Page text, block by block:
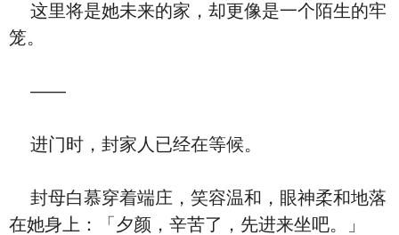
这里将是她未来的家，却更像是一个陌生的牢
笼。
——
进门时，封家人已经在等候。
封母白慕穿着端庄，笑容温和，眼神柔和地落
在她身上：「夕颜，辛苦了，先进来坐吧。」